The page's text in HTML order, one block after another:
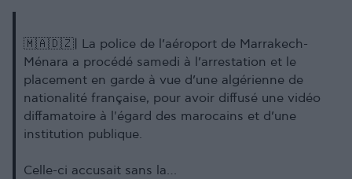
🇲🇦🇩🇿| La police de l’aéroport de Marrakech-
Ménara a procédé samedi à l’arrestation et le
placement en garde à vue d’une algérienne de
nationalité française, pour avoir diffusé une vidéo
diffamatoire à l'égard des marocains et d’une
institution publique.
Celle-ci accusait sans la…